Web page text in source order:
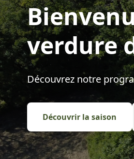
verdure
Découvrez notre
Découvrir la saison